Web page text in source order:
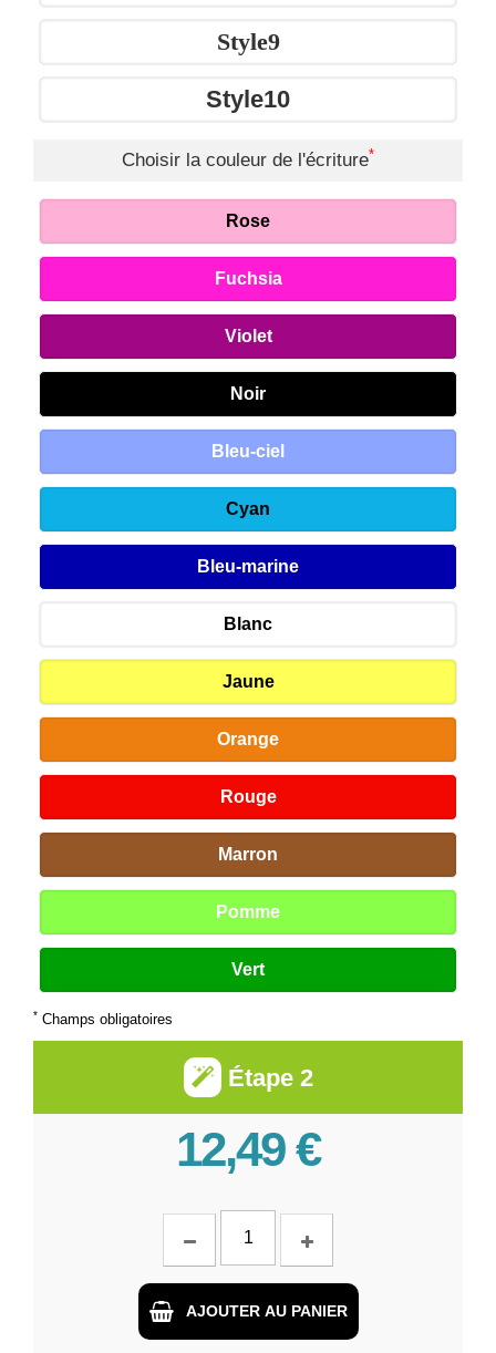
Style9
Style10
Choisir la couleur de l'écriture*
Rose
Fuchsia
Violet
Noir
Bleu-ciel
Cyan
Bleu-marine
Blanc
Jaune
Orange
Rouge
Marron
Pomme
Vert
* Champs obligatoires
Étape 2
12,49 €
AJOUTER AU PANIER